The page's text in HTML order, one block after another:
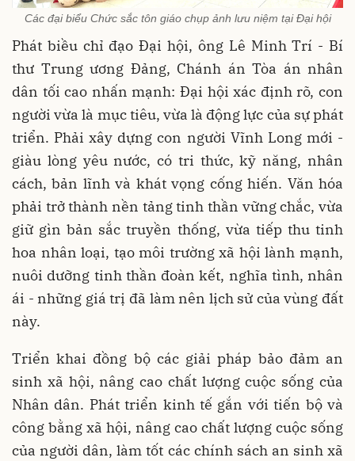
Các đại biểu Chức sắc tôn giáo chụp ảnh lưu niệm tại Đại hội
Phát biều chỉ đạo Đại hội, ông Lê Minh Trí - Bí
thư Trung ương Đảng, Chánh án Tòa án nhân
dân tối cao nhấn mạnh: Đại hội xác định rõ, con
người vừa là mục tiêu, vừa là động lực của sự phát
triển. Phải xây dựng con người Vĩnh Long mới -
giàu lòng yêu nước, có tri thức, kỹ năng, nhân
cách, bản lĩnh và khát vọng cống hiến. Văn hóa
phải trở thành nền tảng tinh thần vững chắc, vừa
giữ gìn bản sắc truyền thống, vừa tiếp thu tinh
hoa nhân loại, tạo môi trường xã hội lành mạnh,
nuôi dưỡng tinh thần đoàn kết, nghĩa tình, nhân
ái - những giá trị đã làm nên lịch sử của vùng đất
này.
Triển khai đồng bộ các giải pháp bảo đảm an
sinh xã hội, nâng cao chất lượng cuộc sống của
Nhân dân. Phát triển kinh tế gắn với tiến bộ và
công bằng xã hội, nâng cao chất lượng cuộc sống
của người dân, làm tốt các chính sách an sinh xã